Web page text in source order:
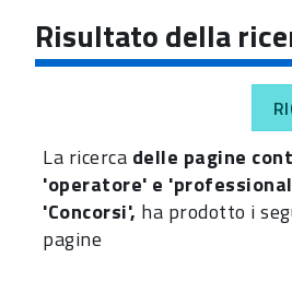
navigazione
Risultato della
La ricerca delle pagine
'operatore' e
'Concorsi', ha prodotto i
pagine